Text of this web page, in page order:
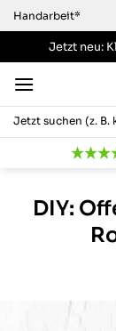
Zum
Inhalt
springen
Handarbeit*
Jetzt neu:
Suchen
nach:
DIY: